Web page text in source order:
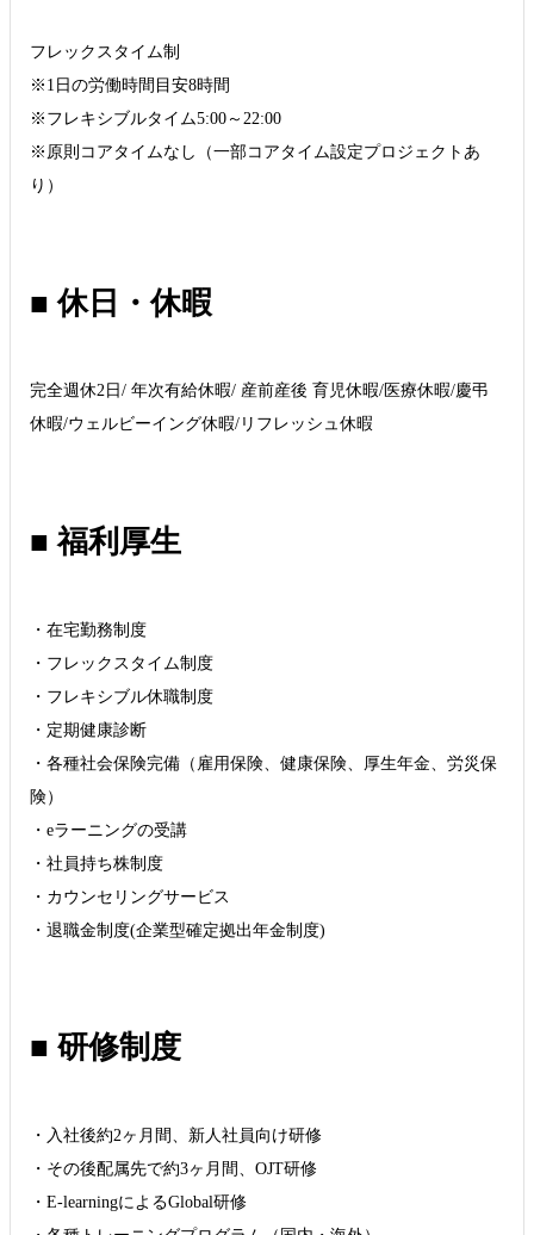
フレックスタイム制
※1日の労働時間目安8時間
※フレキシブルタイム5:00～22:00
※原則コアタイムなし（一部コアタイム設定プロジェクトあ
り）
■ 休日・休暇
完全週休2日/ 年次有給休暇/ 産前産後 育児休暇/医療休暇/慶弔
休暇/ウェルビーイング休暇/リフレッシュ休暇
■ 福利厚生
・在宅勤務制度
・フレックスタイム制度
・フレキシブル休職制度
・定期健康診断
・各種社会保険完備（雇用保険、健康保険、厚生年金、労災保
険）
・eラーニングの受講
・社員持ち株制度
・カウンセリングサービス
・退職金制度(企業型確定拠出年金制度)
■ 研修制度
・入社後約2ヶ月間、新人社員向け研修
・その後配属先で約3ヶ月間、OJT研修
・E-learningによるGlobal研修